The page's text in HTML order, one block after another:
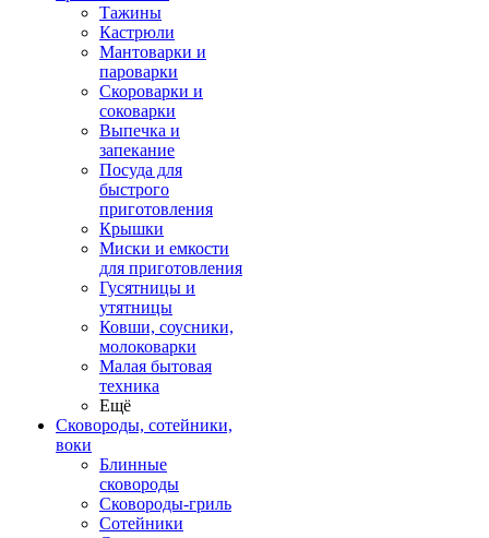
Тажины
Кастрюли
Мантоварки и
пароварки
Скороварки и
соковарки
Выпечка и
запекание
Посуда для
быстрого
приготовления
Крышки
Миски и емкости
для приготовления
Гусятницы и
утятницы
Ковши, соусники,
молоковарки
Малая бытовая
техника
Ещё
Сковороды, сотейники,
воки
Блинные
сковороды
Сковороды-гриль
Сотейники